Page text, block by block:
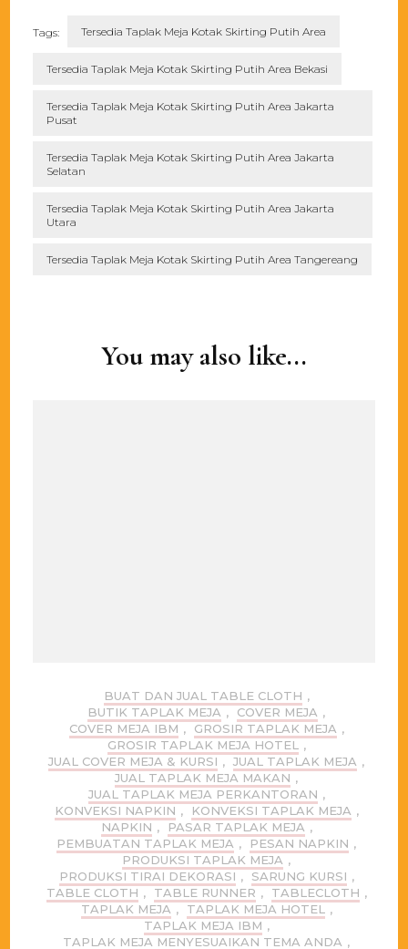
Tags: Tersedia Taplak Meja Kotak Skirting Putih Area
Tersedia Taplak Meja Kotak Skirting Putih Area Bekasi
Tersedia Taplak Meja Kotak Skirting Putih Area Jakarta
Pusat
Tersedia Taplak Meja Kotak Skirting Putih Area Jakarta
Selatan
Tersedia Taplak Meja Kotak Skirting Putih Area Jakarta
Utara
Tersedia Taplak Meja Kotak Skirting Putih Area Tangereang
You may also like...
BUAT DAN JUAL TABLE CLOTH ,
BUTIK TAPLAK MEJA , COVER MEJA ,
COVER MEJA IBM , GROSIR TAPLAK MEJA ,
GROSIR TAPLAK MEJA HOTEL
,
JUAL COVER MEJA & KURSI , JUAL TAPLAK MEJA ,
JUAL TAPLAK MEJA MAKAN ,
JUAL TAPLAK MEJA PERKANTORAN ,
KONVEKSI NAPKIN , KONVEKSI TAPLAK MEJA ,
NAPKIN , PASAR TAPLAK MEJA ,
PEMBUATAN TAPLAK MEJA , PESAN NAPKIN ,
PRODUKSI TAPLAK MEJA ,
PRODUKSI TIRAI DEKORASI , SARUNG KURSI ,
TABLE CLOTH , TABLE RUNNER , TABLECLOTH ,
TAPLAK MEJA , TAPLAK MEJA HOTEL
,
TAPLAK MEJA IBM ,
TAPLAK MEJA MENYESUAIKAN TEMA ANDA ,